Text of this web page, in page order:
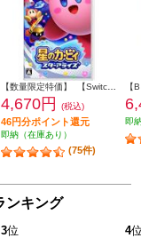
4,670円 (税込)
46円分ポイント還元
即納（在庫あり）
(75件)
即
ンキング
3位 4